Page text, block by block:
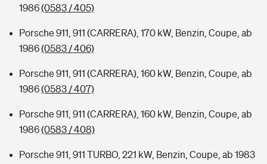
1986(0583 / 405)
Porsche 911, 911 (CARRERA), 170 kW, Benzin, Coupe, ab
1986(0583 / 406)
Porsche 911, 911 (CARRERA), 160 kW, Benzin, Coupe, ab
1986(0583 / 407)
Porsche 911, 911 (CARRERA), 160 kW, Benzin, Coupe, ab
1986(0583 / 408)
Porsche 911, 911 TURBO, 221 kW, Benzin, Coupe, ab 1983